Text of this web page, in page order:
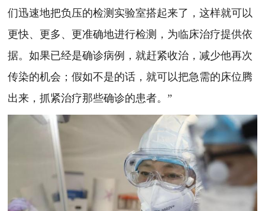
们迅速地把负压的检测实验室搭起来了，这样就可以
更快、更多、更准确地进行检测，为临床治疗提供依
据。如果已经是确诊病例，就赶紧收治，减少他再次
传染的机会；假如不是的话，就可以把急需的床位腾
出来，抓紧治疗那些确诊的患者。”